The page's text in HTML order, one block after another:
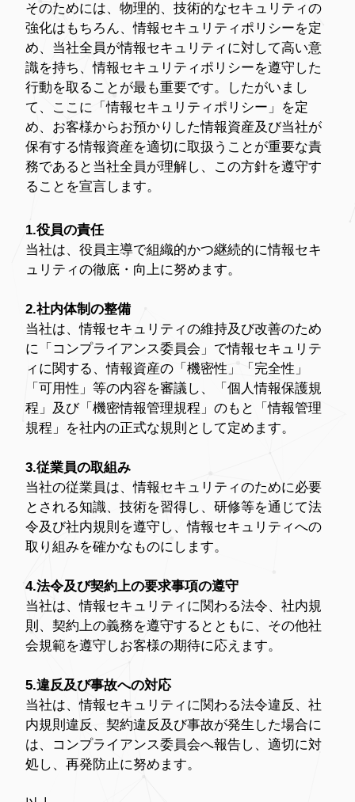
そのためには、物理的、技術的なセキュリティの
強化はもちろん、情報セキュリティポリシーを定
め、当社全員が情報セキュリティに対して高い意
識を持ち、情報セキュリティポリシーを遵守した
行動を取ることが最も重要です。したがいまし
て、ここに「情報セキュリティポリシー」を定
め、お客様からお預かりした情報資産及び当社が
保有する情報資産を適切に取扱うことが重要な責
務であると当社全員が理解し、この方針を遵守す
ることを宣言します。
1.役員の責任
当社は、役員主導で組織的かつ継続的に情報セキ
ュリティの徹底・向上に努めます。
2.社内体制の整備
当社は、情報セキュリティの維持及び改善のため
に「コンプライアンス委員会」で情報セキュリテ
ィに関する、情報資産の「機密性」「完全性」
「可用性」等の内容を審議し、「個人情報保護規
程」及び「機密情報管理規程」のもと「情報管理
規程」を社内の正式な規則として定めます。
3.従業員の取組み
当社の従業員は、情報セキュリティのために必要
とされる知識、技術を習得し、研修等を通じて法
令及び社内規則を遵守し、情報セキュリティへの
取り組みを確かなものにします。
4.法令及び契約上の要求事項の遵守
当社は、情報セキュリティに関わる法令、社内規
則、契約上の義務を遵守するとともに、その他社
会規範を遵守しお客様の期待に応えます。
5.違反及び事故への対応
当社は、情報セキュリティに関わる法令違反、社
内規則違反、契約違反及び事故が発生した場合に
は、コンプライアンス委員会へ報告し、適切に対
処し、再発防止に努めます。